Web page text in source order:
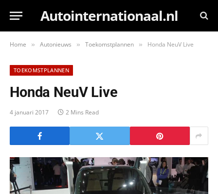
Autointernationaal.nl
Home » Autonieuws » Toekomstplannen » Honda NeuV Live
TOEKOMSTPLANNEN
Honda NeuV Live
4 januari 2017 2 Mins Read